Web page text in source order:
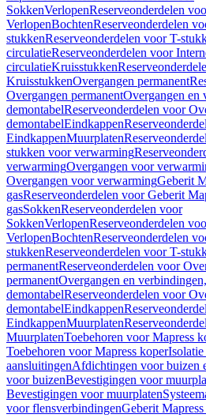
SokkenVerlopenReserveonderdelen
VerlopenBochtenReserveonderdelen
stukkenReserveonderdelen voor T-
circulatieReserveonderdelen voor
circulatieKruisstukken
KruisstukkenOvergangen permanent
Overgangen permanentOvergangen en
demontabelReserveonderdelen voor
demontabelEindkappen
EindkappenMuurplaten
stukken voor verwarming
verwarmingOvergangen voor
Overgangen voor verwarmingGeberit
gasReserveonderdelen voor Geberit
gasSokkenReserveonderdelen voor
SokkenVerlopenReserveonderdelen
VerlopenBochtenReserveonderdelen
stukkenReserveonderdelen voor T-
permanentReserveonderdelen voor
permanentOvergangen en verbindingen,
demontabelReserveonderdelen voor
demontabelEindkappen
EindkappenMuurplaten
MuurplatenToebehoren voor Mapress
Toebehoren voor Mapress koper
aansluitingenAfdichtingen voor buizen
voor buizenBevestigingen voor
Bevestigingen voor muurplaten
voor flensverbindingenGeberit